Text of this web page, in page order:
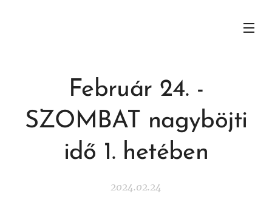
Február 24. -
SZOMBAT nagyböjti
idő 1. hetében
2024.02.24